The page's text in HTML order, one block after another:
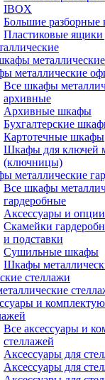
IBOX
Большие разборные
Пластиковые ящики
металлические
металлические
Все шкафы
архивные
Архивные шкафы
Бухгалтерские
Картотечные шкафы
Шкафы для ключей
(ключницы)
металлические
Все шкафы
гардеробные
Аксессуары и
Скамейки
и подставки
Сушильные шкафы
Шкафы
стеллажи
и
Все аксессуары и
стеллажей
Аксессуары для
Аксессуары для